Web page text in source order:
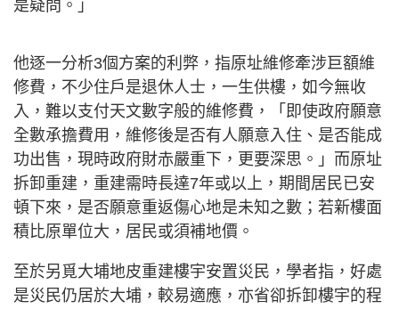
是疑問。」
他逐一分析3個方案的利弊，指原址維修牽涉巨額維
修費，不少住戶是退休人士，一生供樓，如今無收
入，難以支付天文數字般的維修費，「即使政府願意
全數承擔費用，維修後是否有人願意入住、是否能成
功出售，現時政府財赤嚴重下，更要深思。」而原址
拆卸重建，重建需時長達7年或以上，期間居民已安
頓下來，是否願意重返傷心地是未知之數；若新樓面
積比原單位大，居民或須補地價。
至於另覓大埔地皮重建樓宇安置災民，學者指，好處
是災民仍居於大埔，較易適應，亦省卻拆卸樓宇的程